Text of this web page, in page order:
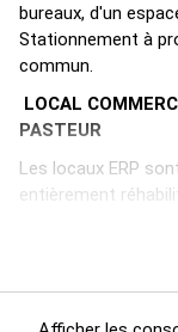
bureaux, d'un
Stationnement à
commun.
LOCAL
PASTEUR
Les locaux ERP
entièrement
stationnements,
nombreux
rapidement à la
George située à 2
commun,